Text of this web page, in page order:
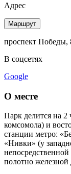
Адрес
Маршрут
проспект Победы,
В соцсетях
Google
О месте
Парк делится на
комсомола) и
станции метроː
«Нивки» (у
полотно